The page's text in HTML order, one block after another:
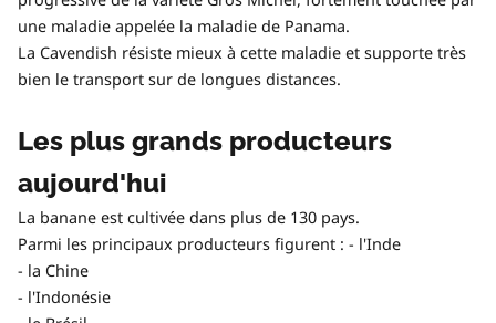
une maladie appelée la maladie de Panama.
La Cavendish résiste mieux à cette maladie et supporte très
bien le transport sur de longues distances.
Les plus grands producteurs
aujourd'hui
La banane est cultivée dans plus de 130 pays.
Parmi les principaux producteurs figurent : - l'Inde
- la Chine
- l'Indonésie